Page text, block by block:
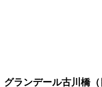
グランデール古川橋（